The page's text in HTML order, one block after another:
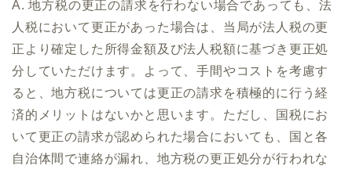
A. 地方税の更正の請求を行わない場合であっても、法
人税において更正があった場合は、当局が法人税の更
正より確定した所得金額及び法人税額に基づき更正処
分していただけます。よって、手間やコストを考慮す
ると、地方税については更正の請求を積極的に行う経
済的メリットはないかと思います。ただし、国税にお
いて更正の請求が認められた場合においても、国と各
自治体間で連絡が漏れ、地方税の更正処分が行われな